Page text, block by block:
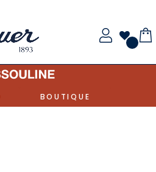
BOUTIQUE